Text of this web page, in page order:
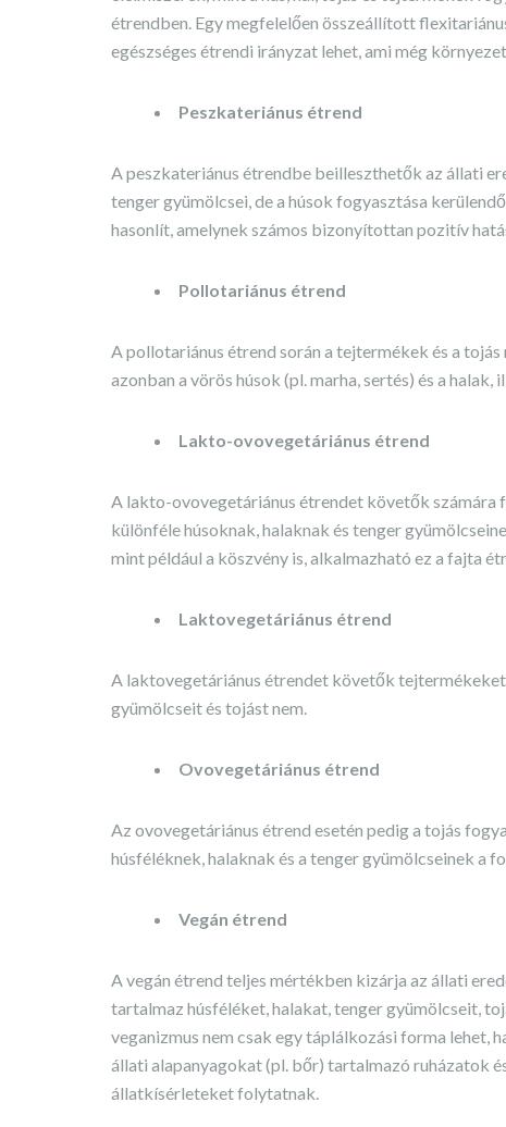
étrendben. Egy megfelelően összeállított
egészséges étrendi irányzat lehet, ami még
Peszkateriánus étrend
A peszkateriánus étrendbe beilleszthetők az állati
tenger gyümölcsei, de a húsok fogyasztása
hasonlít, amelynek számos bizonyítottan pozitív
Pollotariánus étrend
A pollotariánus étrend során a tejtermékek és a
azonban a vörös húsok (pl. marha, sertés) és a
Lakto-ovovegetáriánus étrend
A lakto-ovovegetáriánus étrendet követők számára
különféle húsoknak, halaknak és tenger
mint például a köszvény is, alkalmazható ez a fajta
Laktovegetáriánus étrend
A laktovegetáriánus étrendet követők
gyümölcseit és tojást nem.
Ovovegetáriánus étrend
Az ovovegetáriánus étrend esetén pedig a tojás
húsféléknek, halaknak és a tenger gyümölcseinek a
Vegán étrend
A vegán étrend teljes mértékben kizárja az állati
tartalmaz húsféléket, halakat, tenger gyümölcseit,
veganizmus nem csak egy táplálkozási forma lehet,
állati alapanyagokat (pl. bőr) tartalmazó ruházatok
állatkísérleteket folytatnak.